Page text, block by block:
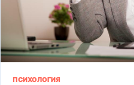
ПСИХОЛОГИЯ